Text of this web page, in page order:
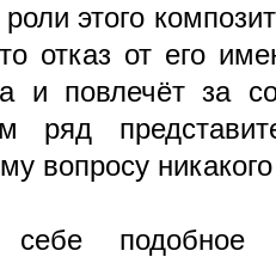
этого
отказ от его
и повлечёт за
ряд
вопросу
подобное